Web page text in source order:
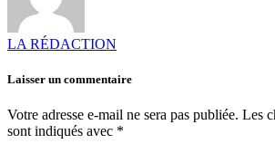
LA RÉDACTION
Laisser un commentaire
Votre adresse e-mail ne sera pas publiée. Les
sont indiqués avec *